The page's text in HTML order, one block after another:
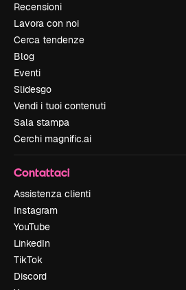
Recensioni
Lavora con noi
Cerca tendenze
Blog
Eventi
Slidesgo
Vendi i tuoi contenuti
Sala stampa
Cerchi magnific.ai
Contattaci
Assistenza clienti
Instagram
YouTube
LinkedIn
TikTok
Discord